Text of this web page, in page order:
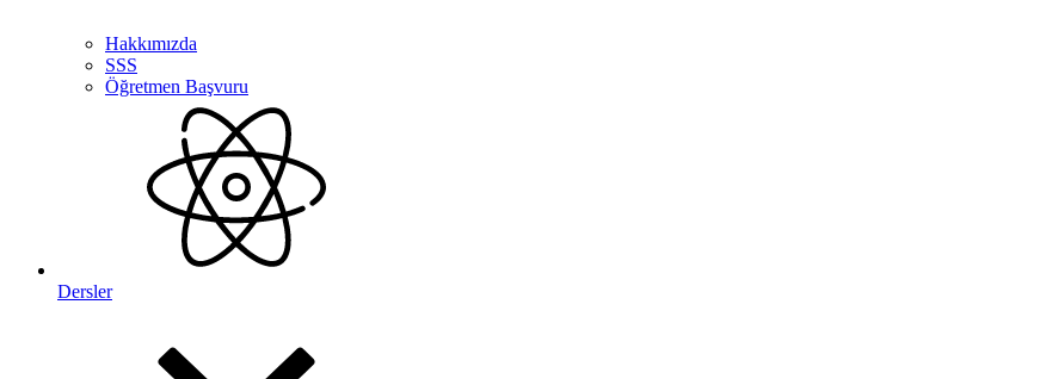
Hakkımızda
SSS
Öğretmen Başvuru
Dersler